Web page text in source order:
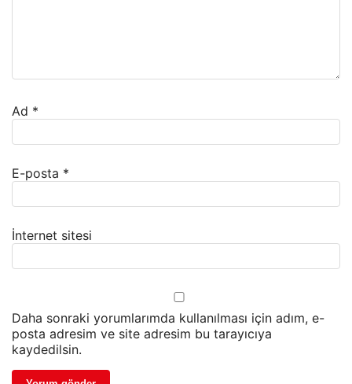
Ad *
E-posta *
İnternet sitesi
Daha sonraki yorumlarımda kullanılması için adım, e-
posta adresim ve site adresim bu tarayıcıya
kaydedilsin.